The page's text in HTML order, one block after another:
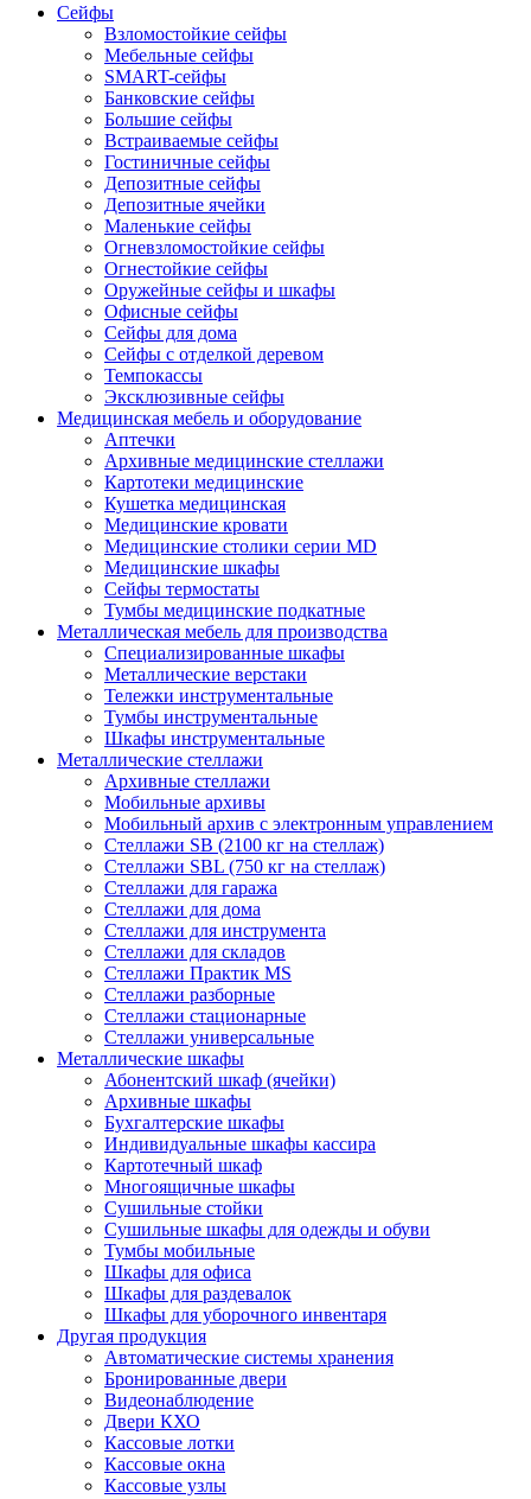
Сейфы
Взломостойкие сейфы
Мебельные сейфы
SMART-сейфы
Банковские сейфы
Большие сейфы
Встраиваемые сейфы
Гостиничные сейфы
Депозитные сейфы
Депозитные ячейки
Маленькие сейфы
Огневзломостойкие сейфы
Огнестойкие сейфы
Оружейные сейфы и шкафы
Офисные сейфы
Сейфы для дома
Сейфы с отделкой деревом
Темпокассы
Эксклюзивные сейфы
Медицинская мебель и оборудование
Аптечки
Архивные медицинские стеллажи
Картотеки медицинские
Кушетка медицинская
Медицинские кровати
Медицинские столики серии MD
Медицинские шкафы
Сейфы термостаты
Тумбы медицинские подкатные
Металлическая мебель для производства
Cпециализированные шкафы
Металлические верстаки
Тележки инструментальные
Тумбы инструментальные
Шкафы инструментальные
Металлические стеллажи
Архивные стеллажи
Мобильные архивы
Мобильный архив с электронным управлением
Стеллажи SB (2100 кг на стеллаж)
Стеллажи SBL (750 кг на стеллаж)
Стеллажи для гаража
Стеллажи для дома
Стеллажи для инструмента
Стеллажи для складов
Стеллажи Практик MS
Стеллажи разборные
Стеллажи стационарные
Стеллажи универсальные
Металлические шкафы
Абонентский шкаф (ячейки)
Архивные шкафы
Бухгалтерские шкафы
Индивидуальные шкафы кассира
Картотечный шкаф
Многоящичные шкафы
Сушильные стойки
Сушильные шкафы для одежды и обуви
Тумбы мобильные
Шкафы для офиса
Шкафы для раздевалок
Шкафы для уборочного инвентаря
Другая продукция
Автоматические системы хранения
Бронированные двери
Видеонаблюдение
Двери КХО
Кассовые лотки
Кассовые окна
Кассовые узлы